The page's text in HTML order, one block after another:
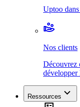
Uptoo
Nos clients
Découvrez
développer
Ressources